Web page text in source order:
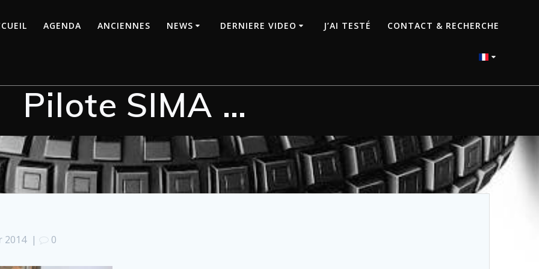
AGENDA ANCIENNES NEWS DERNIERE VIDEO J’AI TESTÉ CONTACT & RECHERCHE
Pilote SIMA …
2014| 0